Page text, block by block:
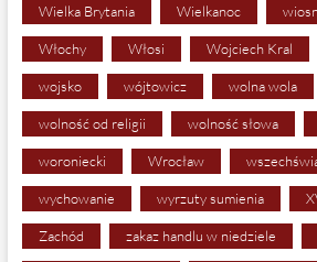
Wielka Brytania Wielkanoc
Włochy Włosi Wojciech Kral
wojsko wójtowicz wolna wola
wolność od religii wolność słowa
woroniecki Wrocław
wychowanie wyrzuty sumienia
Zachód zakaz handlu w niedziele